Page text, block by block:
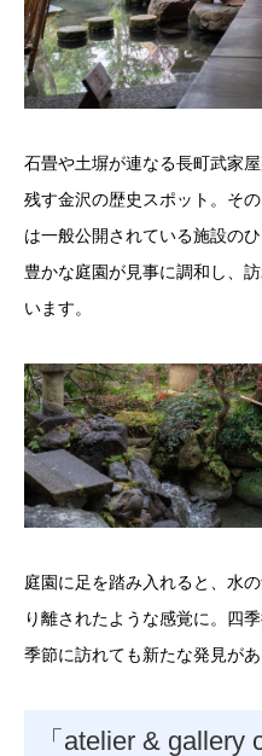
石畳や土塀が連なる長町武家
残す金沢の歴史スポット。そ
は一般公開されている施設の
豊かな庭園が見事に調和し、
います。
庭園に足を踏み入れると、水
り離されたような感覚に。四
季節に訪れても新たな発見が
「atelier &